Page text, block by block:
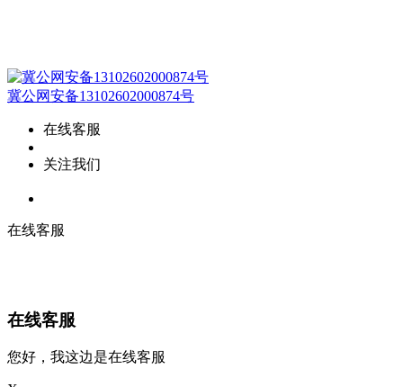
冀公网安备13102602000874号
在线客服
关注我们
在线客服
在线客服
您好，我这边是在线客服